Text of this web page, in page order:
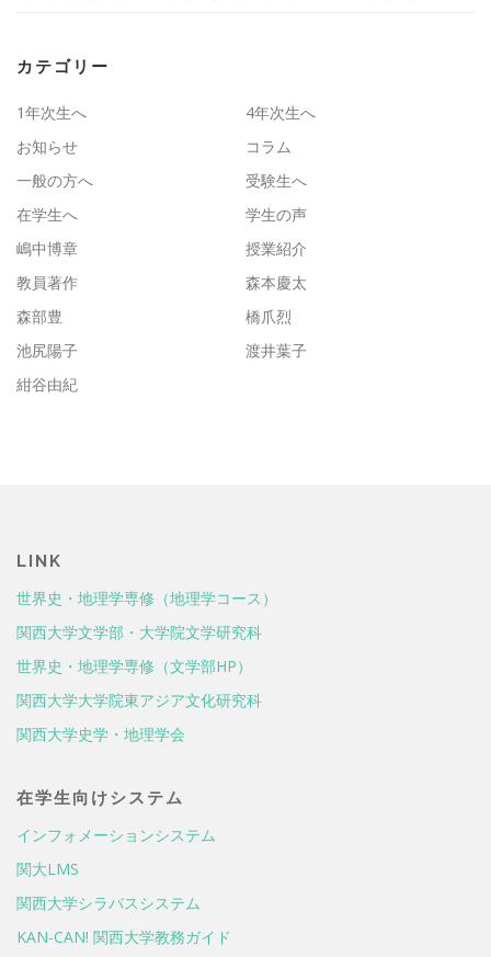
カテゴリー
1年次生へ
4年次生へ
お知らせ
コラム
一般の方へ
受験生へ
在学生へ
学生の声
嶋中博章
授業紹介
教員著作
森本慶太
森部豊
橋爪烈
池尻陽子
渡井葉子
紺谷由紀
LINK
世界史・地理学専修（地理学コース）
関西大学文学部・大学院文学研究科
世界史・地理学専修（文学部HP）
関西大学大学院東アジア文化研究科
関西大学史学・地理学会
在学生向けシステム
インフォメーションシステム
関大LMS
関西大学シラバスシステム
KAN-CAN! 関西大学教務ガイド